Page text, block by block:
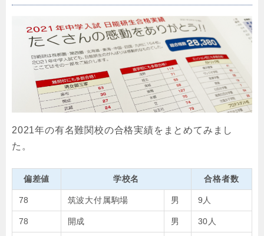
2021年の有名難関校の合格実績をまとめてみまし
た。
偏差値 学校名 合格者数
78 筑波大付属駒場 男 9人
78 開成 男 30人